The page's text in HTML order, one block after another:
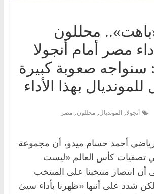
محللون
مصر أمام أنجولا
سنواجه صعوبة كبيرة
بهذا الأداء
أنجولا, المونديال, محللون, مصر
أحمد حسام ميدو، أن مجموعة
كأس العالم «ليست
أن انتصار منتخبنا على المنتخب
شدد على أننها «ظهرنا بأداء سيئ